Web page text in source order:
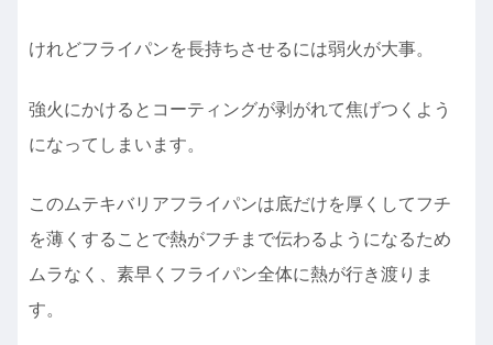
けれどフライパンを長持ちさせるには弱火が大事。
強火にかけるとコーティングが剥がれて焦げつくよう
になってしまいます。
このムテキバリアフライパンは底だけを厚くしてフチ
を薄くすることで熱がフチまで伝わるようになるため
ムラなく、素早くフライパン全体に熱が行き渡りま
す。